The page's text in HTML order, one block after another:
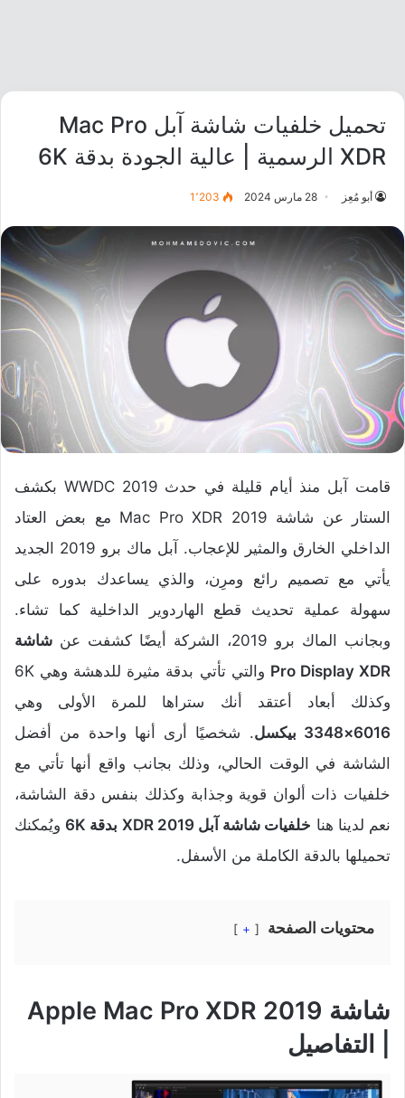
تحميل خلفيات شاشة آبل Mac Pro
XDR الرسمية | عالية الجودة بدقة 6K
أبو مُعِز 28 مارس 2024 1٬203
قامت آبل منذ أيام قليلة في حدث WWDC 2019 بكشف
الستار عن شاشة Mac Pro XDR 2019 مع بعض العتاد
الداخلي الخارق والمثير للإعجاب. آبل ماك برو 2019 الجديد
يأتي مع تصميم رائع ومرِن، والذي يساعدك بدوره على
سهولة عملية تحديث قطع الهاردوير الداخلية كما تشاء.
وبجانب الماك برو 2019، الشركة أيضًا كشفت عن
شاشة
Pro Display XDR
والتي تأتي بدقة مثيرة للدهشة وهي 6K
وكذلك أبعاد أعتقد أنك ستراها للمرة الأولى وهي
6016×3348 بيكسل
. شخصيًا أرى أنها واحدة من أفضل
الشاشة في الوقت الحالي، وذلك بجانب واقع أنها تأتي مع
خلفيات ذات ألوان قوية وجذابة وكذلك بنفس دقة الشاشة،
نعم لدينا هنا خلفيات شاشة آبل XDR 2019 بدقة 6K
ويُمكنك
تحميلها بالدقة الكاملة من الأسفل.
محتويات الصفحة +
شاشة Apple Mac Pro XDR 2019
| التفاصيل